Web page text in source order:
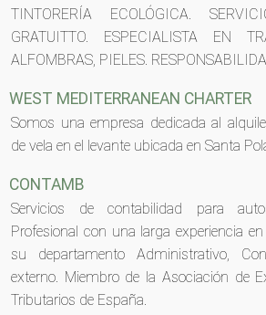
TINTORERÍA ECOLÓGICA.
GRATUITTO. ESPECIALISTA EN
ALFOMBRAS, PIELES.
WEST MEDITERRANEAN CHARTER
Somos una empresa dedicada al
de vela en el levante ubicada en Santa
CONTAMB
Servicios de contabilidad para
Profesional con una larga experiencia
su departamento Administrativo,
externo. Miembro de la Asociación de
Tributarios de España.